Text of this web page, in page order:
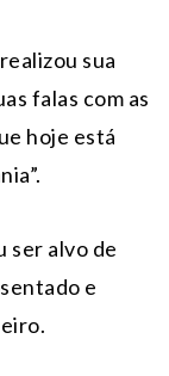
sua
falas com as
hoje está
ser alvo de
e